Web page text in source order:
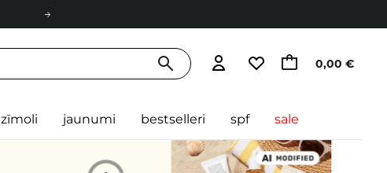
0,00 €
zīmoli jaunumi bestselleri spf sale